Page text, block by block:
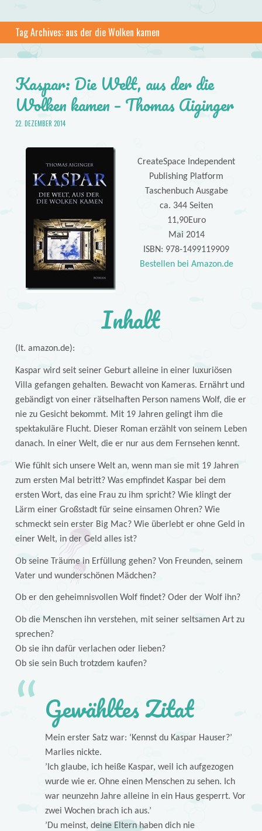
Tag Archives: aus der die Wolken kamen
Kaspar: Die Welt, aus der die
Wolken kamen – Thomas Aiginger
22. DEZEMBER 2014
CreateSpace Independent
Publishing Platform
Taschenbuch Ausgabe
ca. 344 Seiten
11,90Euro
Mai 2014
ISBN: 978-1499119909
Bestellen bei Amazon.de
Inhalt
(lt. amazon.de):
Kaspar wird seit seiner Geburt alleine in einer luxuriösen
Villa gefangen gehalten. Bewacht von Kameras. Ernährt und
gebändigt von einer rätselhaften Person namens Wolf, die er
nie zu Gesicht bekommt. Mit 19 Jahren gelingt ihm die
spektakuläre Flucht. Dieser Roman erzählt von seinem Leben
danach. In einer Welt, die er nur aus dem Fernsehen kennt.
Wie fühlt sich unsere Welt an, wenn man sie mit 19 Jahren
zum ersten Mal betritt? Was empfindet Kaspar bei dem
ersten Wort, das eine Frau zu ihm spricht? Wie klingt der
Lärm einer Großstadt für seine einsamen Ohren? Wie
schmeckt sein erster Big Mac? Wie überlebt er ohne Geld in
einer Welt, in der Geld alles ist?
Ob seine Träume in Erfüllung gehen? Von Freunden, seinem
Vater und wunderschönen Mädchen?
Ob er den geheimnisvollen Wolf findet? Oder der Wolf ihn?
Ob die Menschen ihn verstehen, mit seiner seltsamen Art zu
sprechen?
Ob sie ihn dafür verlachen oder lieben?
Ob sie sein Buch trotzdem kaufen?
Gewähltes Zitat
Mein erster Satz war: ‘Kennst du Kaspar Hauser?’
Marlies nickte.
’Ich glaube, ich heiße Kaspar, weil ich aufgezogen
wurde wie er. Ohne einen Menschen zu sehen. Ich
war neunzehn Jahre alleine in ein Haus gesperrt. Vor
zwei Wochen brach ich aus.’
’Du meinst, deine Eltern haben dich nie